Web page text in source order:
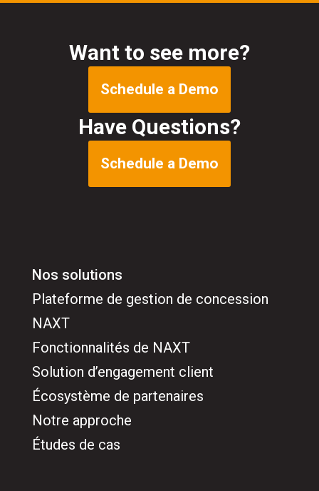
Want to see more?
Schedule a Demo
Have Questions?
Schedule a Demo
Nos solutions
Plateforme de gestion de concession
NAXT
Fonctionnalités de NAXT
Solution d’engagement client
Écosystème de partenaires
Notre approche
Études de cas